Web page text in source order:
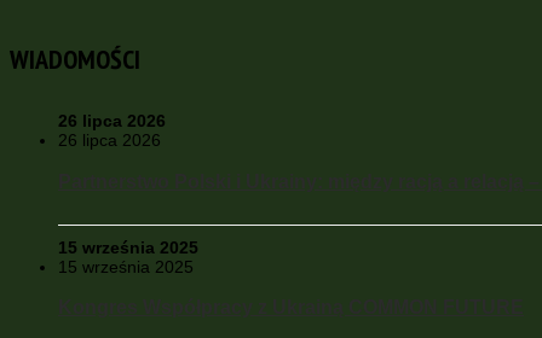
WIADOMOŚCI
26 lipca 2026
26 lipca 2026
15 września 2025
15 września 2025